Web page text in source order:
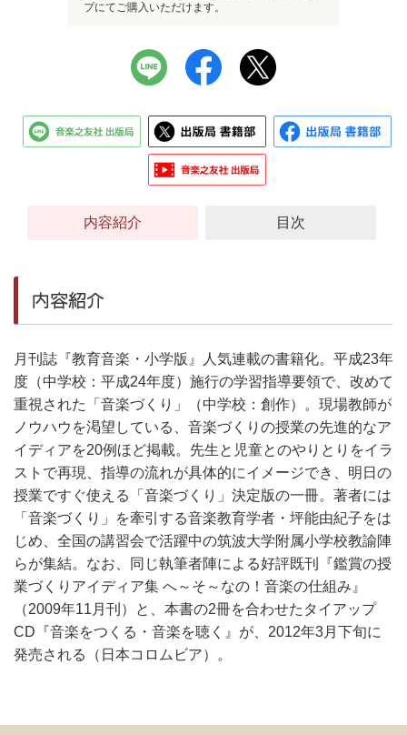
プにてご購入いただけます。
内容紹介 目次
内容紹介
月刊誌『教育音楽・小学版』人気連載の書籍化。平成23年
度（中学校：平成24年度）施行の学習指導要領で、改めて
重視された「音楽づくり」（中学校：創作）。現場教師が
ノウハウを渇望している、音楽づくりの授業の先進的なア
イディアを20例ほど掲載。先生と児童とのやりとりをイラ
ストで再現、指導の流れが具体的にイメージでき、明日の
授業ですぐ使える「音楽づくり」決定版の一冊。著者には
「音楽づくり」を牽引する音楽教育学者・坪能由紀子をは
じめ、全国の講習会で活躍中の筑波大学附属小学校教諭陣
らが集結。なお、同じ執筆者陣による好評既刊『鑑賞の授
業づくりアイディア集 へ～そ～なの！音楽の仕組み』
（2009年11月刊）と、本書の2冊を合わせたタイアップ
CD『音楽をつくる・音楽を聴く』が、2012年3月下旬に
発売される（日本コロムビア）。